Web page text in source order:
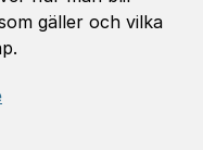
gäller och vilka